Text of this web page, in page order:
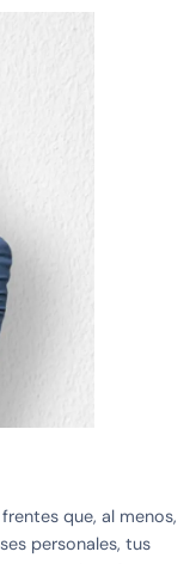
que, al menos,
personales, tus